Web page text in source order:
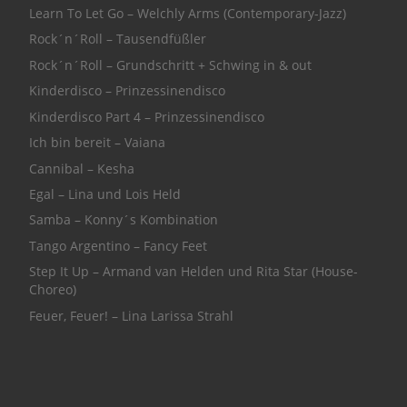
Learn To Let Go – Welchly Arms (Contemporary-Jazz)
Rock´n´Roll – Tausendfüßler
Rock´n´Roll – Grundschritt + Schwing in & out
Kinderdisco – Prinzessinendisco
Kinderdisco Part 4 – Prinzessinendisco
Ich bin bereit – Vaiana
Cannibal – Kesha
Egal – Lina und Lois Held
Samba – Konny´s Kombination
Tango Argentino – Fancy Feet
Step It Up – Armand van Helden und Rita Star (House-
Choreo)
Feuer, Feuer! – Lina Larissa Strahl